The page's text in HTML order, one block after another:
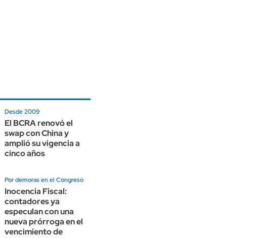
Desde 2009
El BCRA renovó el
swap con China y
amplió su vigencia a
cinco años
Por demoras en el Congreso
Inocencia Fiscal:
contadores ya
especulan con una
nueva prórroga en el
vencimiento de